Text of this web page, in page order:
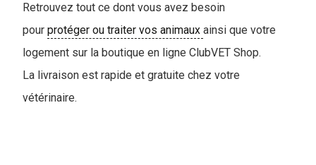
Retrouvez tout ce dont vous avez besoin
pour protéger ou traiter vos animaux ainsi que votre
logement sur la boutique en ligne ClubVET Shop.
La livraison est rapide et gratuite chez votre
vétérinaire.